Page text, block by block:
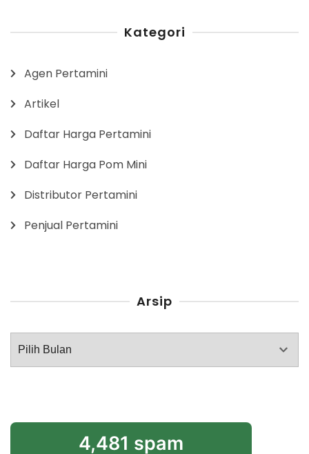
Kategori
Agen Pertamini
Artikel
Daftar Harga Pertamini
Daftar Harga Pom Mini
Distributor Pertamini
Penjual Pertamini
Arsip
Arsip
4,481 spam